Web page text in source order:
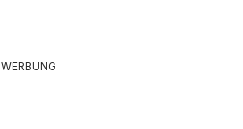
WERBUNG